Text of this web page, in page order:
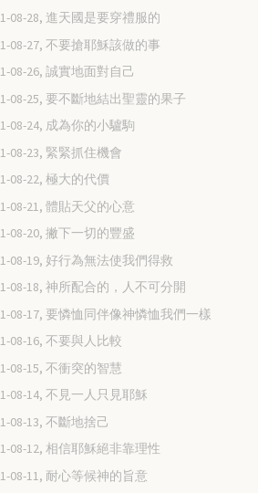
08-28, 進天國是要穿禮服的
08-27, 不要搶耶穌該做的事
08-26, 誠實地面對自己
08-25, 要不斷地結出聖靈的果子
08-24, 成為你的小驢駒
08-23, 緊緊抓住機會
08-22, 極大的代價
08-21, 體貼天父的心意
08-20, 撇下一切的豐盛
08-19, 好行為無法使我們得救
08-18, 神所配合的，人不可分開
08-17, 要憐恤同伴像神憐恤我們一樣
08-16, 不要與人比較
08-15, 不衝突的智慧
08-14, 不見一人只見耶穌
08-13, 不斷地捨己
08-12, 相信耶穌絕非靠理性
08-11, 耐心等候神的旨意